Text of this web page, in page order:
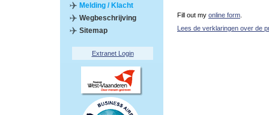
Melding / Klacht
Wegbeschrijving
Sitemap
Extranet Login
Fill out my online form
Lees de verklaringen over de